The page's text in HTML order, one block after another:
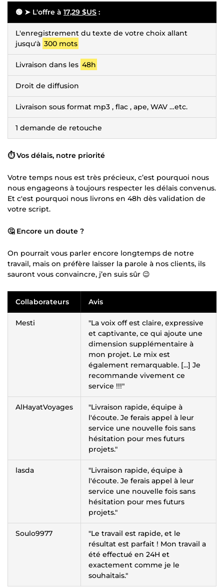
🟢 ➤ L'offre à 17,29 $US :
L'enregistrement du texte de votre choix allant
jusqu'à 300 mots
Livraison dans les 48h
Droit de diffusion
Livraison sous format mp3 , flac , ape, WAV …etc.
1 demande de retouche
⏱️ Vos délais, notre priorité
Votre temps nous est très précieux, c’est pourquoi nous
nous engageons à toujours respecter les délais convenus.
Et c'est pourquoi nous livrons en 48h dès validation de
votre script.
🤔 Encore un doute ?
On pourrait vous parler encore longtemps de notre
travail, mais on préfère laisser la parole à nos clients, ils
sauront vous convaincre, j’en suis sûr 😉
Collaborateurs Avis
Mesti
"La voix off est claire, expressive
et captivante, ce qui ajoute une
dimension supplémentaire à
mon projet. Le mix est
également remarquable. [...] Je
recommande vivement ce
service !!!"
AlHayatVoyages
"Livraison rapide, équipe à
l'écoute. Je ferais appel à leur
service une nouvelle fois sans
hésitation pour mes futurs
projets."
lasda
"Livraison rapide, équipe à
l'écoute. Je ferais appel à leur
service une nouvelle fois sans
hésitation pour mes futurs
projets."
Soulo9977
"Le travail est rapide, et le
résultat est parfait ! Mon travail a
été effectué en 24H et
exactement comme je le
souhaitais."